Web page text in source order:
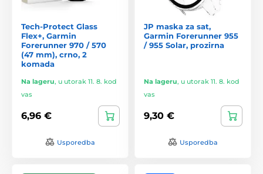
Tech-Protect Glass
Flex+, Garmin
Forerunner 970 / 570
(47 mm), crno, 2
komada
Na lageru, u utorak 11. 8. kod
vas
6,96 €
Usporedba
JP maska za sat,
Garmin Forerunner 955
/ 955 Solar, prozirna
Na lageru, u utorak 11. 8. kod
vas
9,30 €
Usporedba